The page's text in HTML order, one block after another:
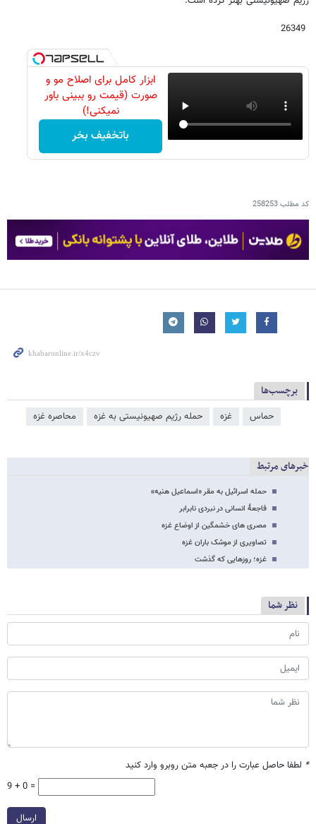
ابزار کامل برای اصلاح مو و
صورت (قیمت رو ببینی باور
نمیکنی!)
باتخفیف بخر
کد مطلب258253
برچسب‌ها
حماس غزه حمله رژیم صهیونیستی به غزه محاصره غزه
خبرهای مرتبط
حمله اسرائیل به مقر «اسماعیل هنیه»
فاجعۀ انسانی در نبردی نابرابر
مصری های خشمگین از اوضاع غزه
تصاویری از موشک باران غزه
غزه؛ روزهایی که گذشت
نظر شما
* لطفا حاصل عبارت را در جعبه متن روبرو وارد کنید
9 + 0 =
ارسال